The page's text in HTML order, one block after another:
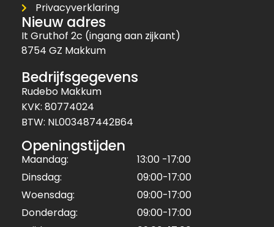
Privacyverklaring
Nieuw adres
It Gruthof 2c (ingang aan zijkant)
8754 GZ Makkum
Bedrijfsgegevens
Rudebo Makkum
KVK: 80774024
BTW: NL003487442B64
Openingstijden
Maandag:
13:00 -17:00
Dinsdag:
09:00-17:00
Woensdag:
09:00-17:00
Donderdag:
09:00-17:00